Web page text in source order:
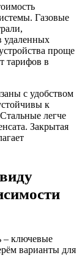
Газовые
удаленных
проще
тарифов в
с удобством
к
легче
Закрытая
– ключевые
варианты для